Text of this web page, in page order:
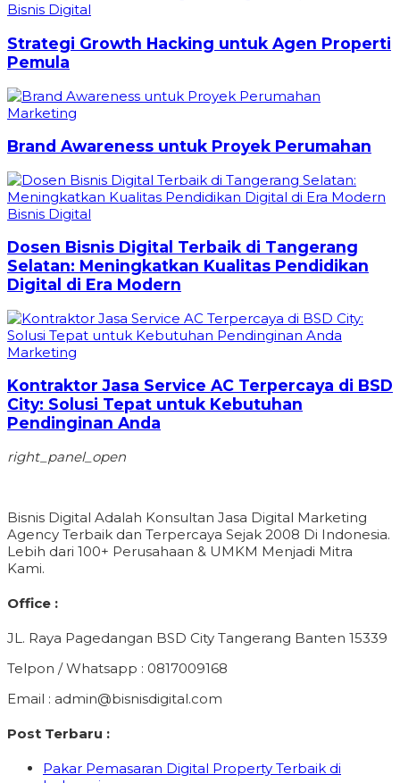
Bisnis Digital
Strategi Growth Hacking untuk Agen Properti
Pemula
Marketing
Brand Awareness untuk Proyek Perumahan
Bisnis Digital
Dosen Bisnis Digital Terbaik di Tangerang
Selatan: Meningkatkan Kualitas Pendidikan
Digital di Era Modern
Marketing
Kontraktor Jasa Service AC Terpercaya di BSD
City: Solusi Tepat untuk Kebutuhan
Pendinginan Anda
right_panel_open
Bisnis Digital Adalah Konsultan Jasa Digital Marketing
Agency Terbaik dan Terpercaya Sejak 2008 Di Indonesia.
Lebih dari 100+ Perusahaan & UMKM Menjadi Mitra
Kami.
Office :
JL. Raya Pagedangan BSD City Tangerang Banten 15339
Telpon / Whatsapp : 0817009168
Email : admin@bisnisdigital.com
Post Terbaru :
Pakar Pemasaran Digital Property Terbaik di